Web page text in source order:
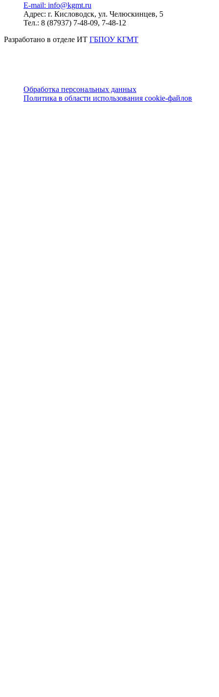
E-mail: info@kgmt.ru
Адрес: г. Кисловодск, ул. Челюскинцев, 5
Тел.: 8 (87937) 7-48-09, 7-48-12
Разработано в отделе ИТ ГБПОУ КГМТ
Обработка персональных данных
Политика в области использования cookie-файлов